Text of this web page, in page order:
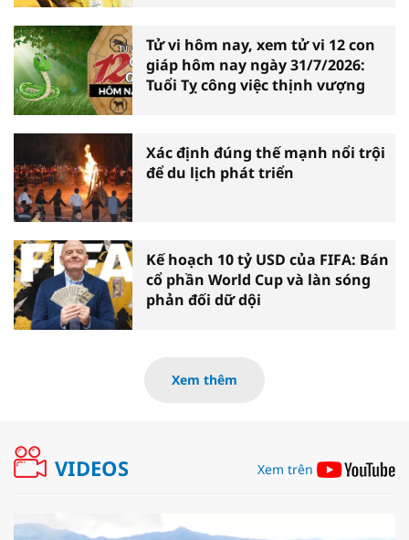
Tử vi hôm nay, xem tử vi 12 con
giáp hôm nay ngày 31/7/2026:
Tuổi Tỵ công việc thịnh vượng
Xác định đúng thế mạnh nổi trội
để du lịch phát triển
Kế hoạch 10 tỷ USD của FIFA: Bán
cổ phần World Cup và làn sóng
phản đối dữ dội
Xem thêm
VIDEOS Xem trên